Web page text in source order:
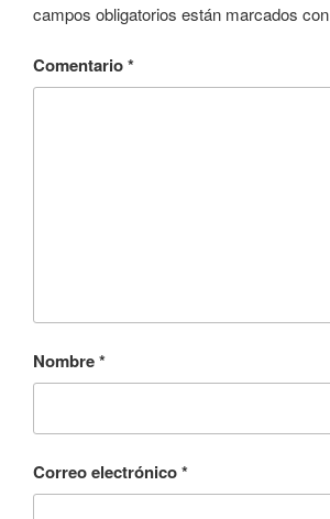
campos obligatorios están marcados con
Comentario*
Nombre*
Correo electrónico*